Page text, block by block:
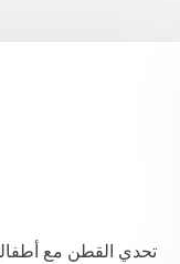
تحدي القطن مع